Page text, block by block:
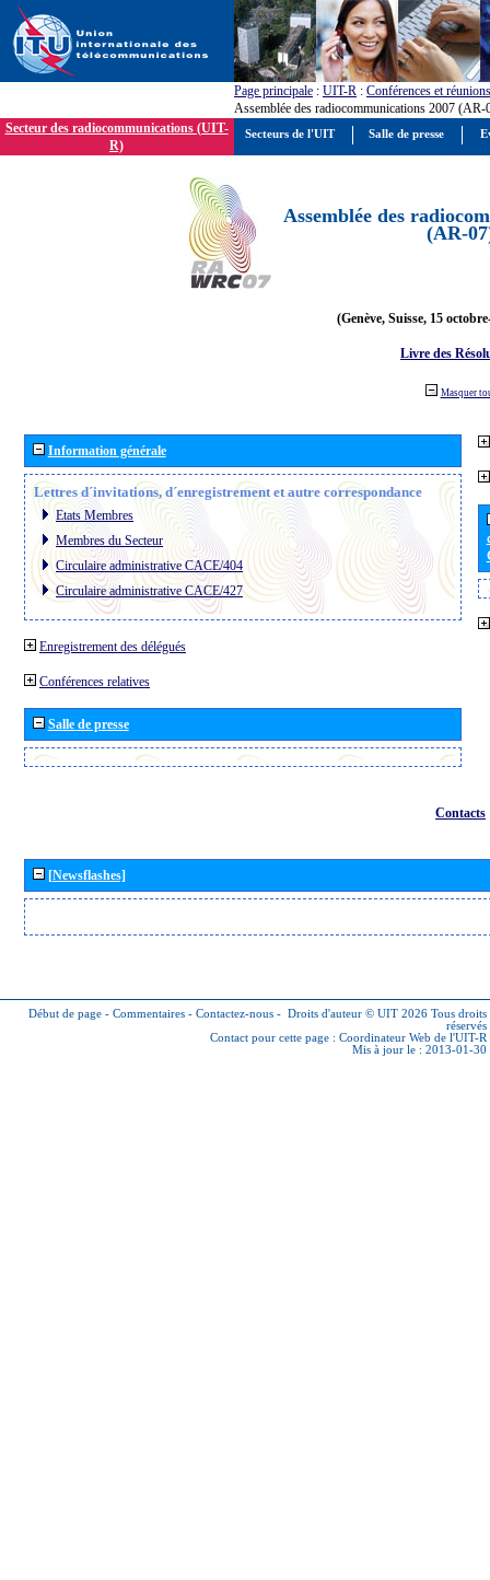
Page principale : UIT-R : Conférences et réunions
Assemblée des radiocommunications 2007 (AR-
Secteur des radiocommunications (UIT-
R)
Assemblée des
(AR-
(Genève, Suisse, 15
Livre des
Masquer
Information générale
Lettres d´invitations, d´enregistrement et autre correspondance
Etats Membres
Membres du Secteur
Circulaire administrative CACE/404
Circulaire administrative CACE/427
Enregistrement des délégués
Conférences relatives
Salle de presse
Contacts
[Newsflashes]
Début de page - Commentaires - Contactez-nous - Droits d'auteur © UIT 2026 Tous droits
réservés
Contact pour cette page : Coordinateur Web de l'UIT-R
Mis à jour le : 2013-01-30
Secteurs de l'UIT Salle de presse